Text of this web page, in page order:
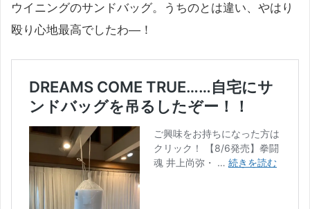
ウイニングのサンドバッグ。うちのとは違い、やはり
殴り心地最高でしたわ―！